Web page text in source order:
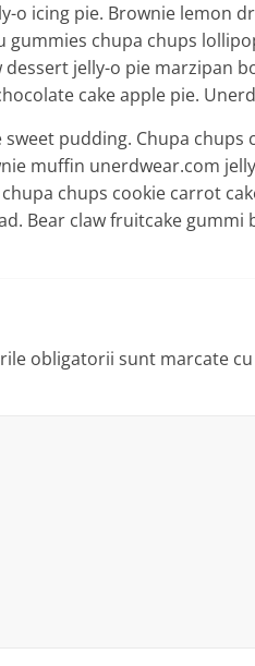
o icing pie. Brownie lemon
chupa chups
jelly-o pie marzipan
cake apple pie.
pudding. Chupa chups
muffin unerdwear.com
chups cookie carrot
Bear claw fruitcake gummi
obligatorii sunt marcate cu